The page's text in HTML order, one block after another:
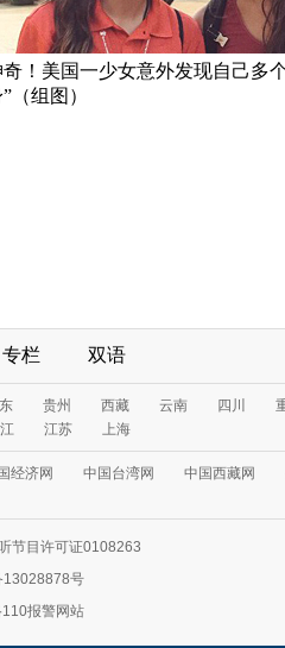
奇！美国一少女意外发现自己多
（组图）
专栏 双语
贵州 西藏 云南 四川
江苏 上海
经济网 中国台湾网 中国西藏网
节目许可证0108263
13028878号
110报警网站